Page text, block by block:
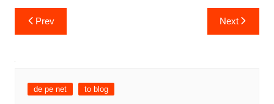
Post
navigation
Prev Next
de pe net to blog